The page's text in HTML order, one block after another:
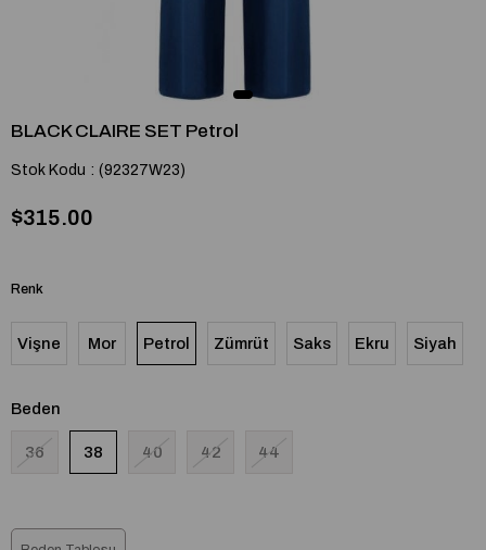
BLACK CLAIRE SET Petrol
Stok Kodu (92327W23)
$315.00
Renk
Vişne Mor Petrol Zümrüt Saks Ekru Siyah
Beden
36 38 40 42 44